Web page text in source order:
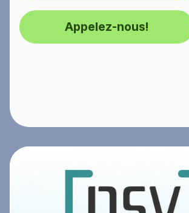
Appelez-nous!